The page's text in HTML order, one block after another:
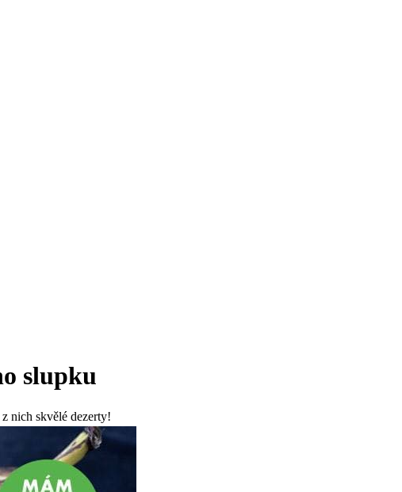
slupku
nich skvělé dezerty!